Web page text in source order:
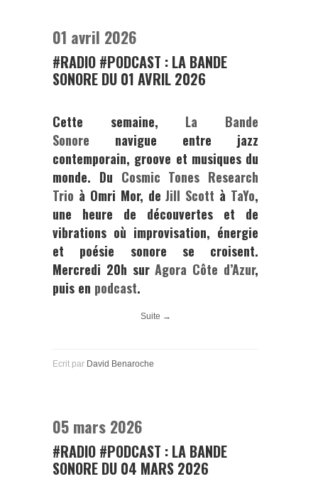
01 avril 2026
#RADIO #PODCAST : LA BANDE
SONORE DU 01 AVRIL 2026
Cette semaine, La Bande
Sonore
navigue entre jazz
contemporain, groove et musiques du
monde. Du Cosmic Tones Research
Trio à Omri Mor, deJill Scott à TaYo,
une heure de découvertes et de
vibrations où improvisation, énergie
et poésie sonore se croisent.
Mercredi 20h surAgora Côte d’Azur,
puis en podcast.
Suite →
Ecrit par David Benaroche
05 mars 2026
#RADIO #PODCAST : LA BANDE
SONORE DU 04 MARS 2026